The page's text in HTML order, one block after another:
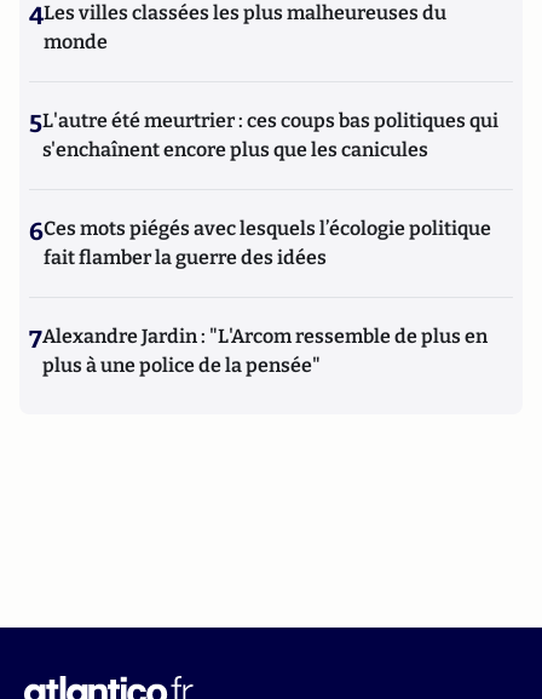
4Les villes classées les plus malheureuses du
monde
5L'autre été meurtrier : ces coups bas politiques qui
s'enchaînent encore plus que les canicules
6Ces mots piégés avec lesquels l’écologie politique
fait flamber la guerre des idées
7Alexandre Jardin : "L'Arcom ressemble de plus en
plus à une police de la pensée"